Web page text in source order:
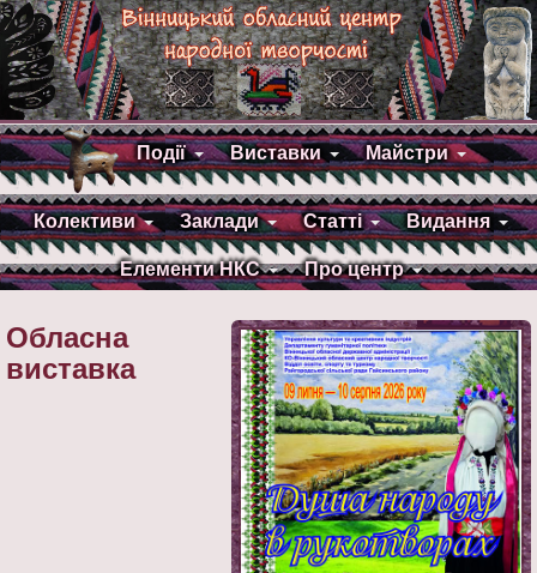
Події Виставки Майстри
Колективи Заклади Статті Видання
Елементи НКС Про центр
Обласна
виставка